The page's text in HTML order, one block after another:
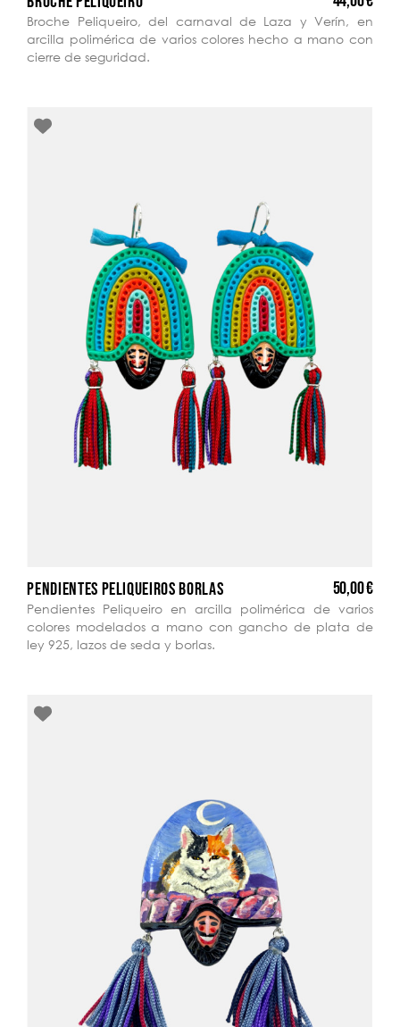
Broche Peliqueiro, del carnaval de Laza y Verín, en
arcilla polimérica de varios colores hecho a mano con
cierre de seguridad.
PENDIENTES PELIQUEIROS BORLAS 50,00 €
Pendientes Peliqueiro en arcilla polimérica de varios
colores modelados a mano con gancho de plata de
ley 925, lazos de seda y borlas.